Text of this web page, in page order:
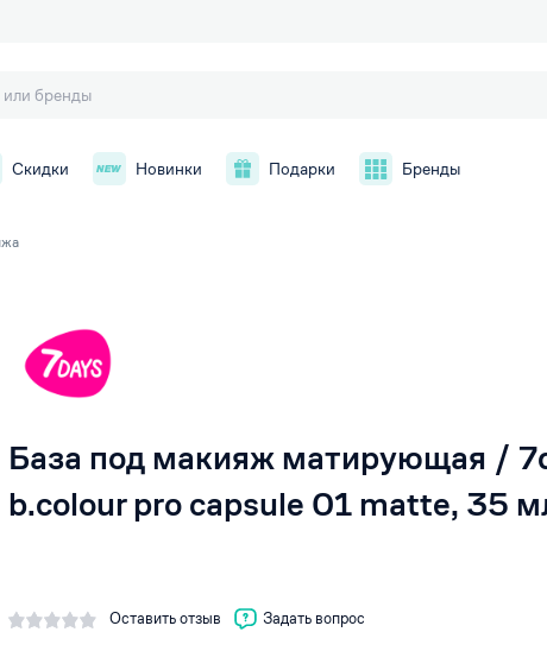
Скидки Новинки Подарки Бренды
База под макияж матирующая /
b.colour pro capsule 01 matte, 35
Оставить отзыв Задать вопрос